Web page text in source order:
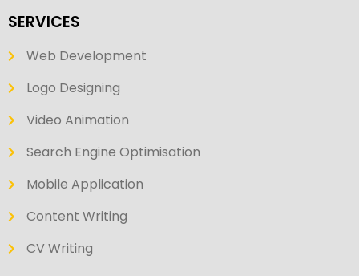
SERVICES
Web Development
Logo Designing
Video Animation
Search Engine Optimisation
Mobile Application
Content Writing
CV Writing